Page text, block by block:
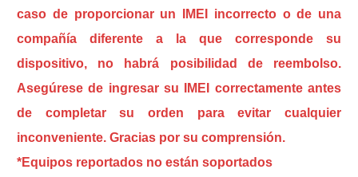
caso de proporcionar un IMEI incorrecto o de una
compañía diferente a la que corresponde su
dispositivo, no habrá posibilidad de reembolso.
Asegúrese de ingresar su IMEI correctamente antes
de completar su orden para evitar cualquier
inconveniente. Gracias por su comprensión.
*Equipos reportados no están soportados